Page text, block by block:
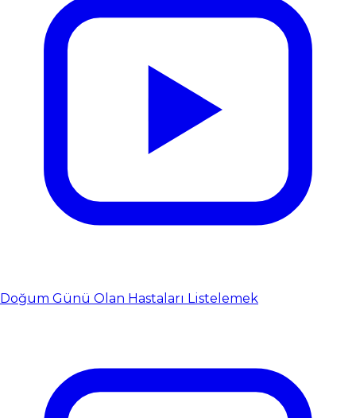
Doğum Günü Olan Hastaları Listelemek